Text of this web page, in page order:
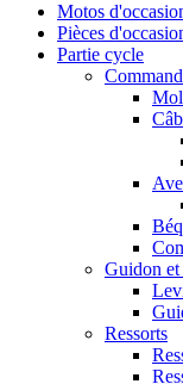
Motos
Pièces
Partie cycle
Guidon et
Ressorts